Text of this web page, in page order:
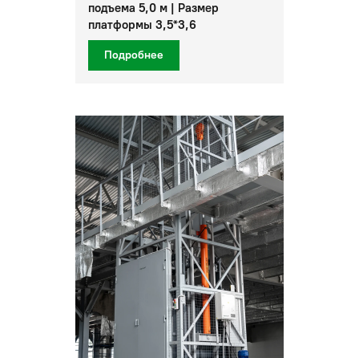
подъема 5,0 м | Размер
платформы 3,5*3,6
Подробнее